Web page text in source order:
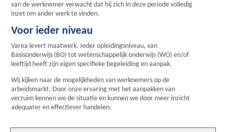
van de werknemer verwacht dat hij zich in deze periode volledig
inzet om ander werk te vinden.
Voor ieder niveau
Varea levert maatwerk. Ieder opleidingsniveau, van
Basisonderwijs (BO) tot wetenschappelijk onderwijs (WO) en/of
leeftijd heeft zijn eigen specifieke begeleiding en aanpak.
Wij kijken naar de mogelijkheden van werknemers op de
arbeidsmarkt. Door onze ervaring met het aanpakken van
verzuim kennen we de situatie en kunnen we door meer inzicht
adequater en effectiever handelen.